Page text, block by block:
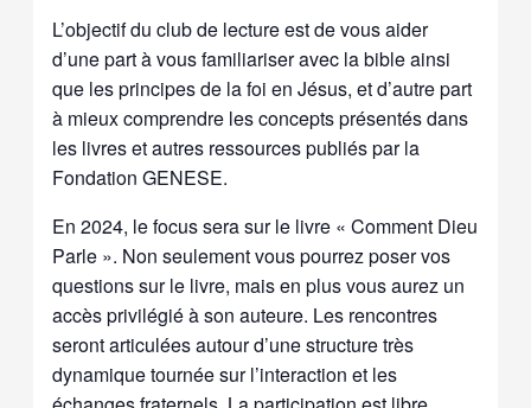
L’objectif du club de lecture est de vous aider
d’une part à vous familiariser avec la bible ainsi
que les principes de la foi en Jésus, et d’autre part
à mieux comprendre les concepts présentés dans
les livres et autres ressources publiés par la
Fondation GENESE.
En 2024, le focus sera sur le livre « Comment Dieu
Parle ». Non seulement vous pourrez poser vos
questions sur le livre, mais en plus vous aurez un
accès privilégié à son auteure. Les rencontres
seront articulées autour d’une structure très
dynamique tournée sur l’interaction et les